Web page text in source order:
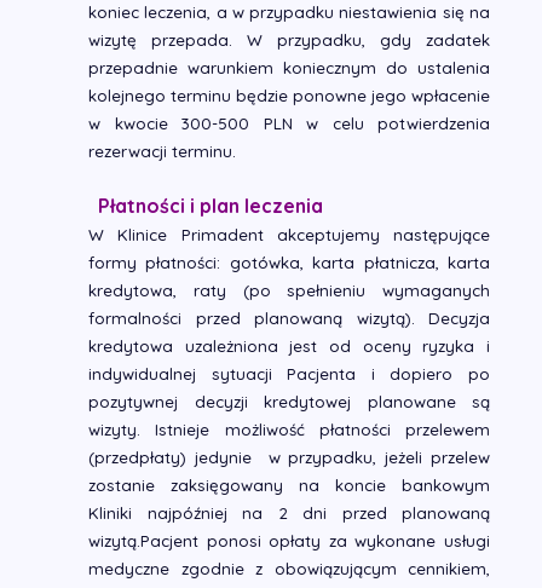
koniec leczenia, a w przypadku niestawienia się na
wizytę przepada. W przypadku, gdy zadatek
przepadnie warunkiem koniecznym do ustalenia
kolejnego terminu będzie ponowne jego wpłacenie
w kwocie 300-500 PLN w celu potwierdzenia
rezerwacji terminu.
Płatności i plan leczenia
W Klinice Primadent akceptujemy następujące
formy płatności: gotówka, karta płatnicza, karta
kredytowa, raty (po spełnieniu wymaganych
formalności przed planowaną wizytą). Decyzja
kredytowa uzależniona jest od oceny ryzyka i
indywidualnej sytuacji Pacjenta i dopiero po
pozytywnej decyzji kredytowej planowane są
wizyty. Istnieje możliwość płatności przelewem
(przedpłaty) jedynie w przypadku, jeżeli przelew
zostanie zaksięgowany na koncie bankowym
Kliniki najpóźniej na 2 dni przed planowaną
wizytą.Pacjent ponosi opłaty za wykonane usługi
medyczne zgodnie z obowiązującym cennikiem,